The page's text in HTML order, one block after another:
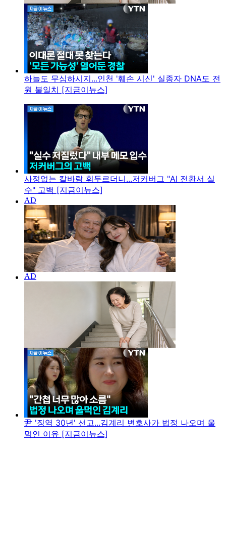
하늘도 무심하시지...인천 '훼손 시신' 실종자 DNA도 전
원 불일치 [지금이뉴스]
사정없는 칼바람 휘두르더니...저커버그 "AI 전환서 실
수" 고백 [지금이뉴스]
尹 '징역 30년' 선고...김계리 변호사가 법정 나오며 울
먹인 이유 [지금이뉴스]